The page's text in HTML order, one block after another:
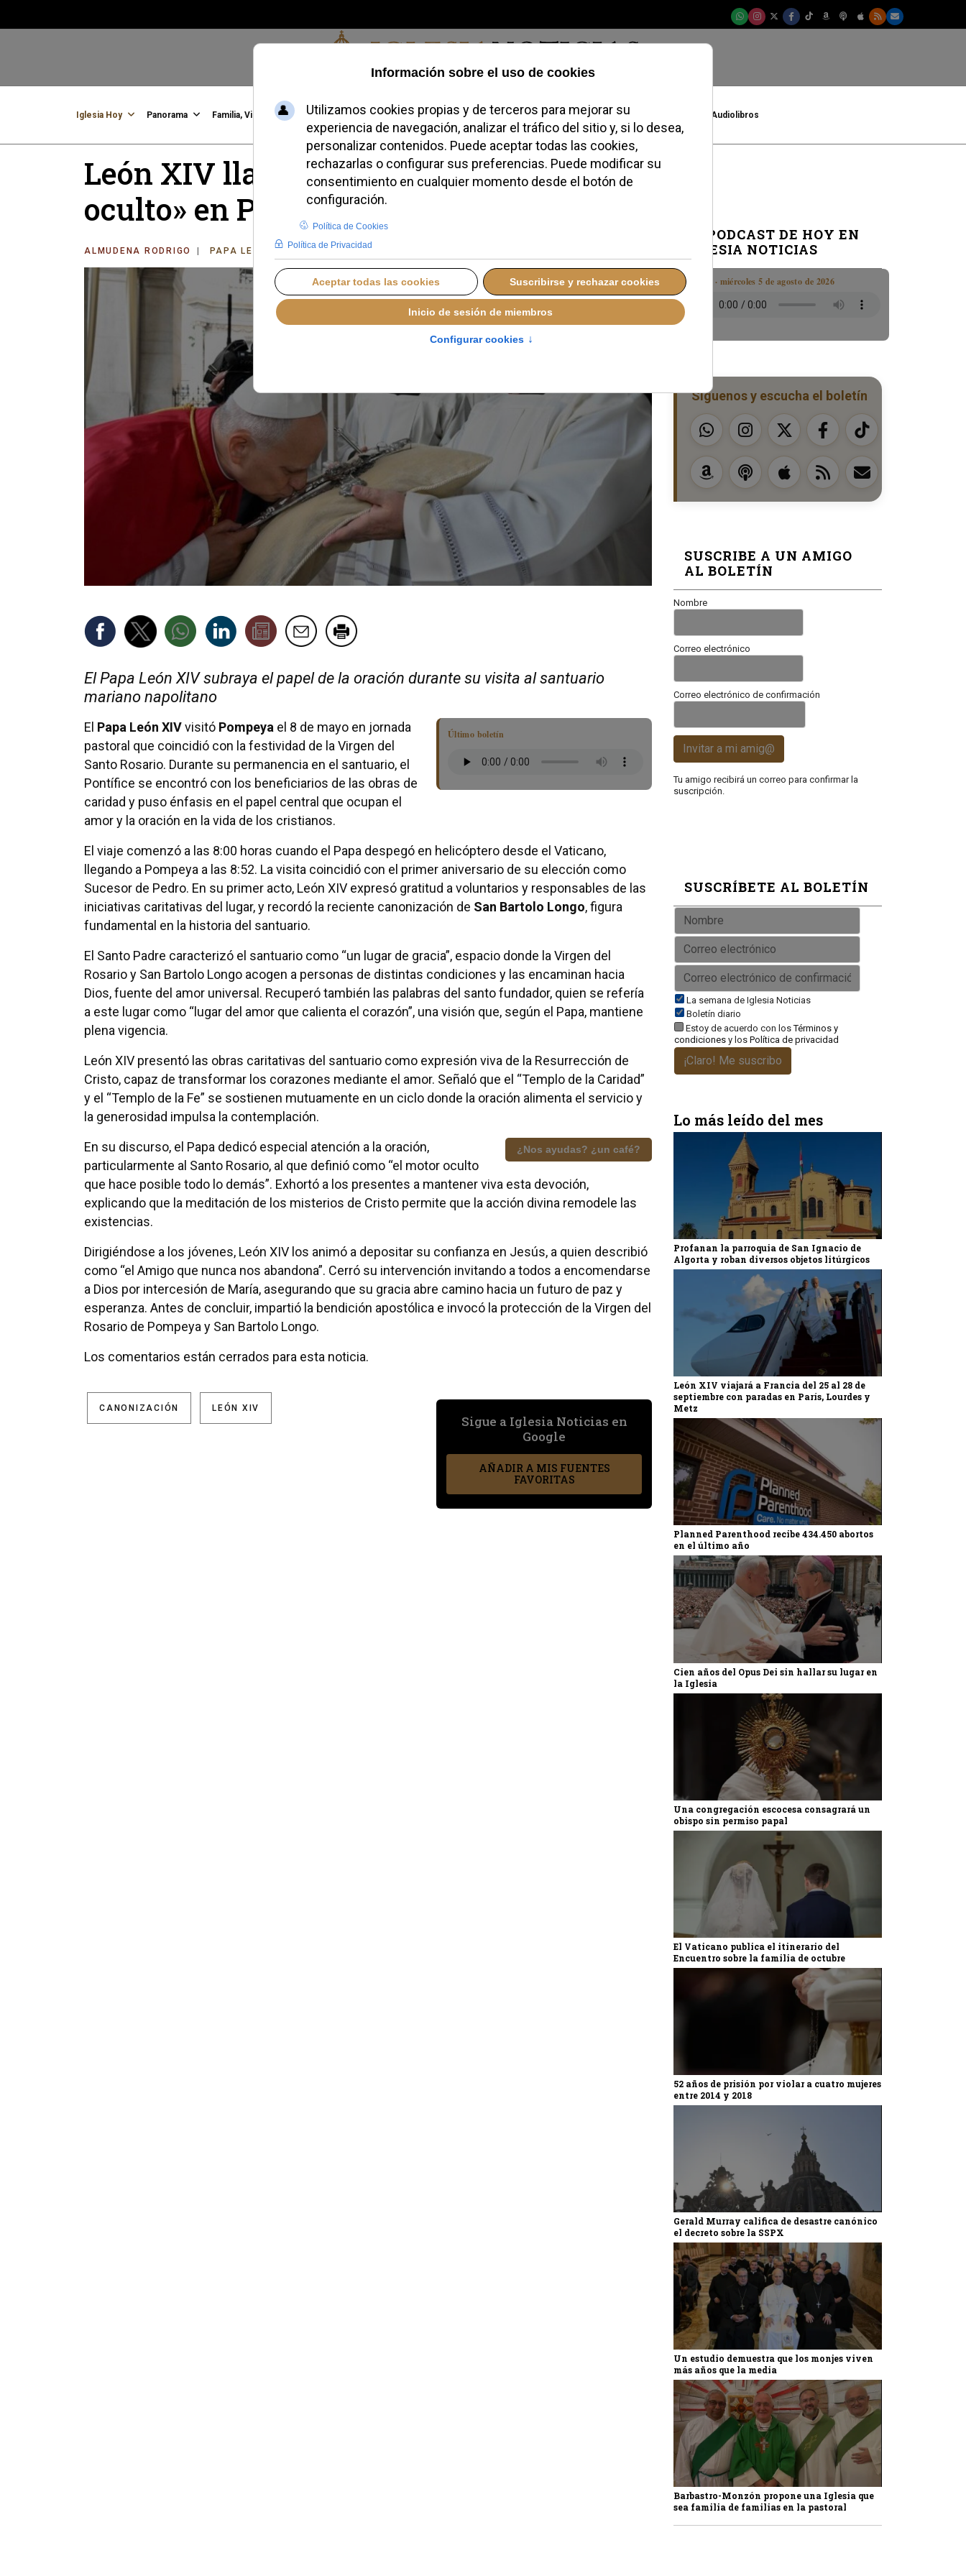
Jueves, 06 de agosto de 2026
Iglesia Hoy Panorama Familia, Vida, Identidad Credofobiómetro Blogs Temas Buscar #JovenesConFe Podcast Audiolibros
León XIV llama al Rosario «el motor
oculto» en Pompeya
ALMUDENA RODRIGO PAPA LEÓN XIV VIERNES, 08 MAYO 2026 16:35
El Papa León XIV subraya el papel de la oración durante su visita al santuario
mariano napolitano
Último boletín
El Papa León XIVvisitó Pompeya el 8 de mayo en jornada
pastoral que coincidió con la festividad de la Virgen del
Santo Rosario. Durante su permanencia en el santuario, el
Pontífice se encontró con los beneficiarios de las obras de
caridad y puso énfasis en el papel central que ocupan el
amor y la oración en la vida de los cristianos.
El viaje comenzó a las 8:00 horas cuando el Papa despegó en helicóptero desde el Vaticano,
llegando a Pompeya a las 8:52. La visita coincidió con el primer aniversario de su elección como
Sucesor de Pedro. En su primer acto, León XIV expresó gratitud a voluntarios y responsables de las
iniciativas caritativas del lugar, y recordó la reciente canonización de San Bartolo Longo, figura
fundamental en la historia del santuario.
El Santo Padre caracterizó el santuario como “un lugar de gracia”, espacio donde la Virgen del
Rosario y San Bartolo Longo acogen a personas de distintas condiciones y las encaminan hacia
Dios, fuente del amor universal. Recuperó también las palabras del santo fundador, quien se refería
a este lugar como “lugar del amor que calienta el corazón”, una visión que, según el Papa, mantiene
plena vigencia.
León XIV presentó las obras caritativas del santuario como expresión viva de la Resurrección de
Cristo, capaz de transformar los corazones mediante el amor. Señaló que el “Templo de la Caridad”
y el “Templo de la Fe” se sostienen mutuamente en un ciclo donde la oración alimenta el servicio y
la generosidad impulsa la contemplación.
¿Nos ayudas? ¿un café?
En su discurso, el Papa dedicó especial atención a la oración,
particularmente al Santo Rosario, al que definió como “el motor oculto
que hace posible todo lo demás”. Exhortó a los presentes a mantener viva esta devoción,
explicando que la meditación de los misterios de Cristo permite que la acción divina remodele las
existencias.
Dirigiéndose a los jóvenes, León XIV los animó a depositar su confianza en Jesús, a quien describió
como “el Amigo que nunca nos abandona”. Cerró su intervención invitando a todos a encomendarse
a Dios por intercesión de María, asegurando que su gracia abre camino hacia un futuro de paz y
esperanza. Antes de concluir, impartió la bendición apostólica e invocó la protección de la Virgen del
Rosario de Pompeya y San Bartolo Longo.
Los comentarios están cerrados para esta noticia.
Sigue a Iglesia Noticias en
Google
AÑADIR A MIS FUENTES
FAVORITAS
CANONIZACIÓN LEÓN XIV
EL PODCAST DE HOY EN
IGLESIA NOTICIAS
Boletín · miércoles 5 de agosto de 2026
Síguenos y escucha el boletín
SUSCRIBE A UN AMIGO
AL BOLETÍN
Nombre
Correo electrónico
Correo electrónico de confirmación
Invitar a mi amig@
Tu amigo recibirá un correo para confirmar la
suscripción.
SUSCRÍBETE AL BOLETÍN
La semana de Iglesia Noticias
Boletín diario
Estoy de acuerdo con losTérminos y
condiciones y los Política de privacidad
¡Claro! Me suscribo
Lo más leído del mes
Profanan la parroquia de San Ignacio de
Algorta y roban diversos objetos litúrgicos
León XIV viajará a Francia del 25 al 28 de
septiembre con paradas en París, Lourdes y
Metz
Planned Parenthood recibe 434.450 abortos
en el último año
Cien años del Opus Dei sin hallar su lugar en
la Iglesia
Una congregación escocesa consagrará un
obispo sin permiso papal
El Vaticano publica el itinerario del
Encuentro sobre la familia de octubre
52 años de prisión por violar a cuatro mujeres
entre 2014 y 2018
Gerald Murray califica de desastre canónico
el decreto sobre la SSPX
Un estudio demuestra que los monjes viven
más años que la media
Barbastro-Monzón propone una Iglesia que
sea familia de familias en la pastoral